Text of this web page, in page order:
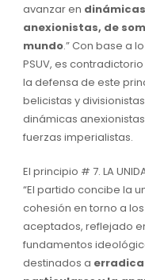
avanzar en
anexionistas, de
mundo.” Con base a
PSUV, es
la defensa de este
belicistas y
dinámicas
fuerzas imperialistas.
El principio # 7. LA
“El partido concibe la
cohesión en torno a
aceptados, reflejado
fundamentos
destinados a